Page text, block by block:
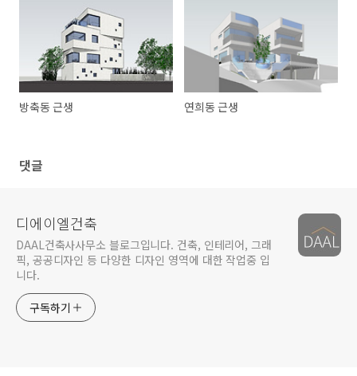
방축동 근생 연희동 근생
댓글
디에이엘건축
DAAL건축사사무소 블로그입니다. 건축, 인테리어, 그래
픽, 공공디자인 등 다양한 디자인 영역에 대한 작업중 입
니다.
구독하기